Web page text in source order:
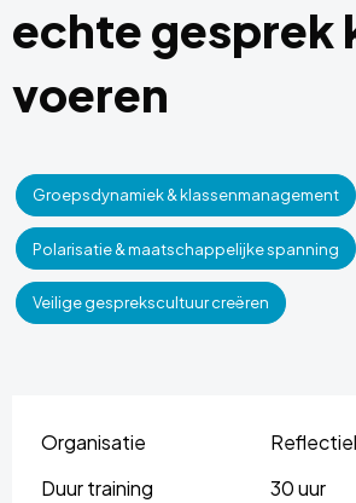
echte gesprek
voeren
Groepsdynamiek & klassenmanagement
Polarisatie & maatschappelijke spanning
Veilige gesprekscultuur creëren
Organisatie
Duur training
30 uur